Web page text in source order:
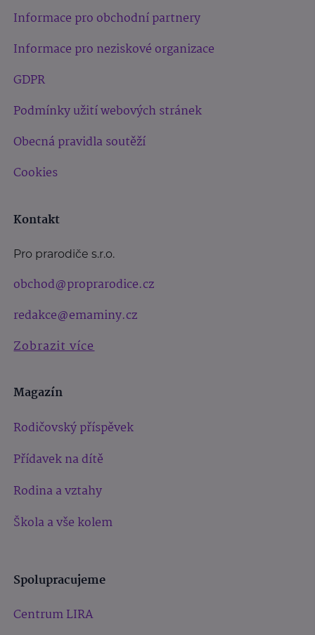
Informace pro obchodní partnery
Informace pro neziskové organizace
GDPR
Podmínky užití webových stránek
Obecná pravidla soutěží
Cookies
Kontakt
Pro prarodiče s.r.o.
obchod@proprarodice.cz
redakce@emaminy.cz
Zobrazit více
Magazín
Rodičovský příspěvek
Přídavek na dítě
Rodina a vztahy
Škola a vše kolem
Spolupracujeme
Centrum LIRA